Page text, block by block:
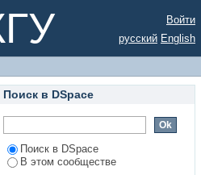
Войти
русский English
Поиск в DSpace
Поиск в DSpace
В этом сообществе